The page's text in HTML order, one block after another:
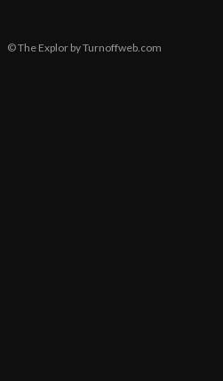
© The Explor by Turnoffweb.com